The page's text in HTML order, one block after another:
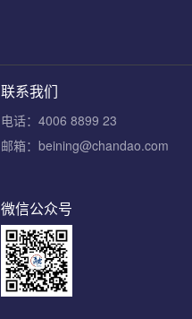
联系我们
电话：4006 8899 23
邮箱：beining@chandao.com
微信公众号